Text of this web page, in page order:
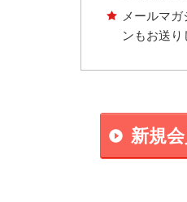
メールマ
ンもお送り
新規